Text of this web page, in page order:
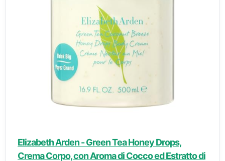
Elizabeth Arden - Green Tea Honey Drops,
Crema Corpo, con Aroma di Cocco ed Estratto di